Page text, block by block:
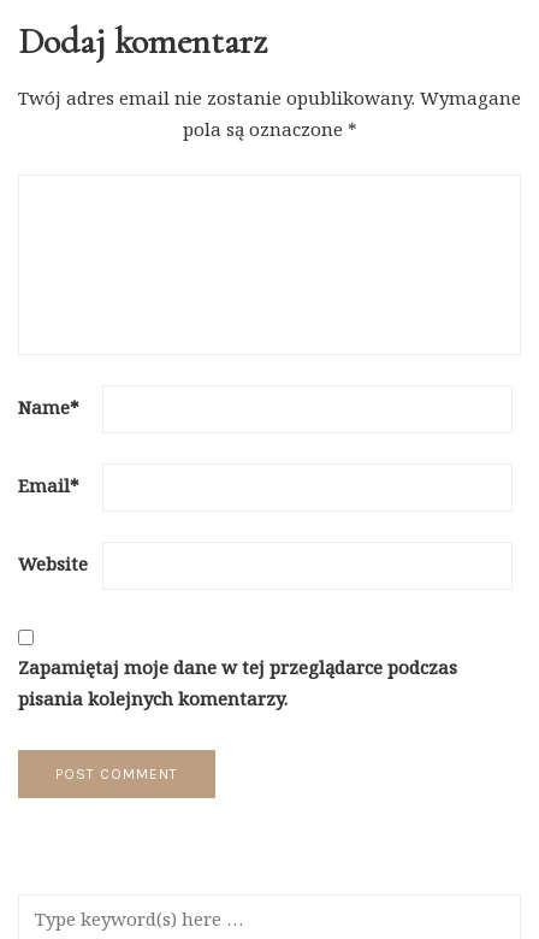
Dodaj komentarz
Twój adres email nie zostanie opublikowany. Wymagane
pola są oznaczone *
Name*
Email*
Website
Zapamiętaj moje dane w tej przeglądarce podczas
pisania kolejnych komentarzy.